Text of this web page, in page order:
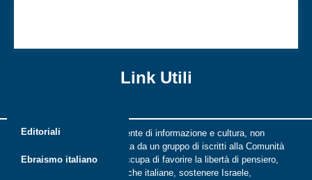
Link Utili
Editoriali
Ebraismo italiano
Riflessi è una rivista indipendente di informazione e cultura, non
periodica, digitale e on line nata da un gruppo di iscritti alla Comunità
ebraica di Roma. Riflessi si occupa di favorire la libertà di pensiero,
il dialogo tra le comunità ebraiche italiane, sostenere Israele,